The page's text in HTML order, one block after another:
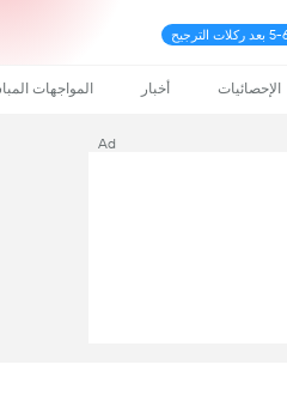
الإحصائيات أخبار المواجهات
Ad